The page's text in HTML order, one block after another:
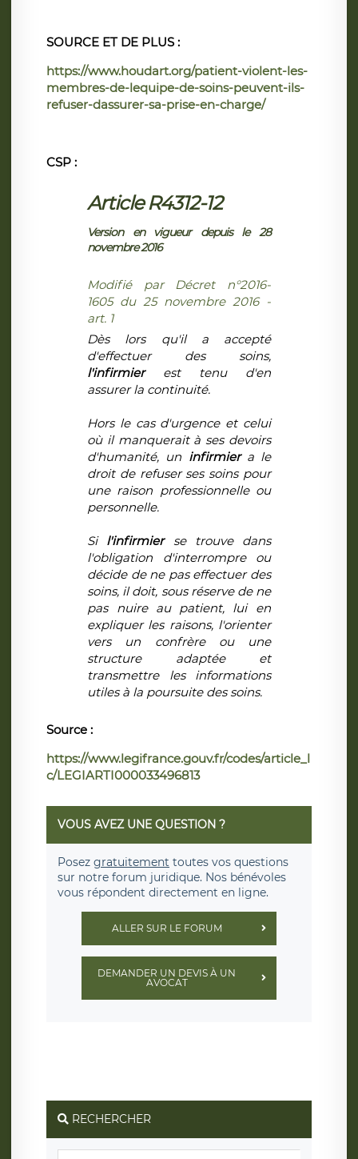
SOURCE ET DE PLUS :
https://www.houdart.org/patient-violent-les-
membres-de-lequipe-de-soins-peuvent-ils-
refuser-dassurer-sa-prise-en-charge/
CSP :
Article R4312-12
Version en vigueur depuis le 28
novembre 2016
Modifié par Décret n°2016-
1605 du 25 novembre 2016 -
art. 1
Dès lors qu'il a accepté
d'effectuer des soins,
l'infirmierest tenu d'en
assurer la continuité.
Hors le cas d'urgence et celui
où il manquerait à ses devoirs
d'humanité, un infirmiera le
droit de refuser ses soins pour
une raison professionnelle ou
personnelle.
Si l'infirmierse trouve dans
l'obligation d'interrompre ou
décide de ne pas effectuer des
soins, il doit, sous réserve de ne
pas nuire au patient, lui en
expliquer les raisons, l'orienter
vers un confrère ou une
structure adaptée et
transmettre les informations
utiles à la poursuite des soins.
Source :
https://www.legifrance.gouv.fr/codes/article_l
c/LEGIARTI000033496813
VOUS AVEZ UNE QUESTION ?
Posez gratuitement toutes vos questions
sur notre forum juridique. Nos bénévoles
vous répondent directement en ligne.
ALLER SUR LE FORUM
DEMANDER UN DEVIS À UN
AVOCAT
RECHERCHER